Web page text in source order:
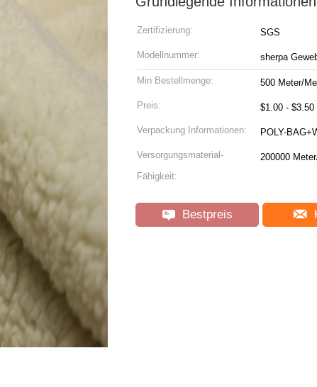
Zertifizierung: SGS
Modellnummer: sherpa
Min Bestellmenge: 500 Meter/
Preis:
Verpackung Informationen: POLY-
Versorgungsmaterial-
Fähigkeit:
200000
Bestpreis